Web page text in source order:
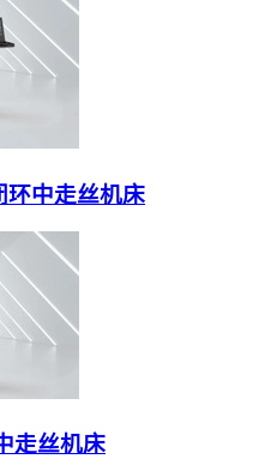
中走丝机床
走丝机床